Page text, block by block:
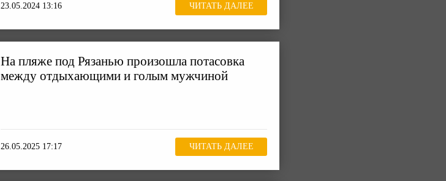
23.05.2024 13:16 ЧИТАТЬ ДАЛЕЕ
На пляже под Рязанью произошла потасовка
между отдыхающими и голым мужчиной
26.05.2025 17:17 ЧИТАТЬ ДАЛЕЕ